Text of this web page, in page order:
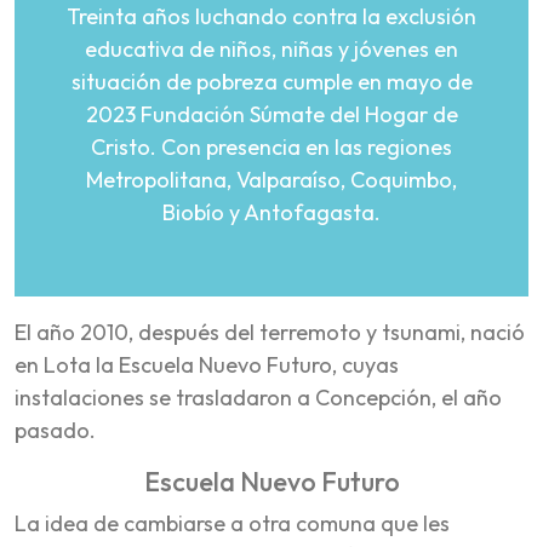
Treinta años luchando contra la exclusión
educativa de niños, niñas y jóvenes en
situación de pobreza cumple en mayo de
2023 Fundación Súmate del Hogar de
Cristo. Con presencia en las regiones
Metropolitana, Valparaíso, Coquimbo,
Biobío y Antofagasta.
El año 2010, después del terremoto y tsunami, nació
en Lota la Escuela Nuevo Futuro, cuyas
instalaciones se trasladaron a Concepción, el año
pasado.
Escuela Nuevo Futuro
La idea de cambiarse a otra comuna que les